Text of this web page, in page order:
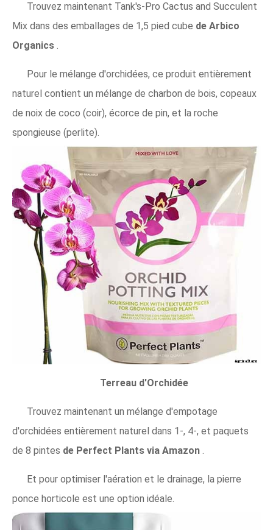
Trouvez maintenant Tank's-Pro Cactus and Succulent
Mix dans des emballages de 1,5 pied cube de Arbico
Organics .
Pour le mélange d'orchidées, ce produit entièrement
naturel contient un mélange de charbon de bois, copeaux
de noix de coco (coir), écorce de pin, et la roche
spongieuse (perlite).
Terreau d'Orchidée
Trouvez maintenant un mélange d'empotage
d'orchidées entièrement naturel dans 1-, 4-, et paquets
de 8 pintes de Perfect Plants via Amazon .
Et pour optimiser l'aération et le drainage, la pierre
ponce horticole est une option idéale.